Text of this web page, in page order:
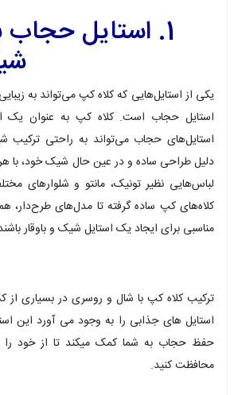
1. استایل حجاب
یکی از استایل‌هایی که کلاه کپ می‌تواند به
استایل حجاب است. کلاه کپ به عنوان یک
استایل‌های حجاب می‌تواند به راحتی ترکیب
دلیل طراحی ساده و در عین حال شیک خود،
لباس‌هایی نظیر تونیک، مانتو و شلوارهای
کلاه‌های کپ ساده گرفته تا مدل‌های طرح‌دار،
مناسبی برای ایجاد یک استایل شیک و باوقار
ترکیب کلاه کپ با شال و روسری در بسیاری
استایل های جذابی را به وجود می آورد این
حفظ حجاب به شما کمک میکند تا از خود را
محافظت کنید.